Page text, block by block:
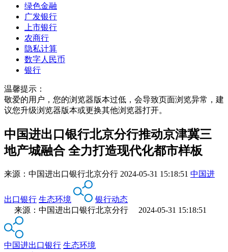
绿色金融
广发银行
上市银行
农商行
隐私计算
数字人民币
银行
温馨提示：
敬爱的用户，您的浏览器版本过低，会导致页面浏览异常，建
议您升级浏览器版本或更换其他浏览器打开。
中国进出口银行北京分行推动京津冀三
地产城融合 全力打造现代化都市样板
来源： 中国进出口银行北京分行 2024-05-31 15:18:51 中国进
出口银行 生态环境
银行动态
来源：中国进出口银行北京分行 2024-05-31 15:18:51
中国进出口银行 生态环境